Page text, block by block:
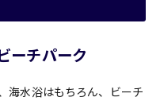
ーチパーク
海水浴はもちろん、ビーチ